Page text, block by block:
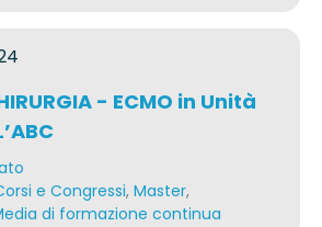
- ECMO in Unità
e Congressi, Master,
di formazione continua